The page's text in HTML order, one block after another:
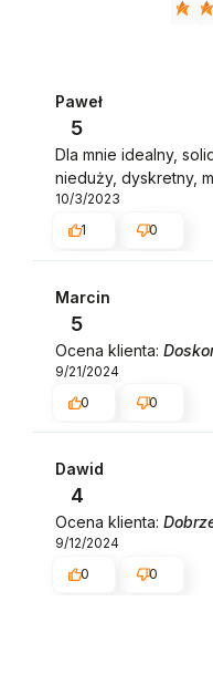
Paweł
5
Dla mnie idealny,
nieduży, dyskretny,
10/3/2023
1
0
Marcin
5
Ocena klienta:
9/21/2024
0
0
Dawid
4
Ocena klienta:
9/12/2024
0
0